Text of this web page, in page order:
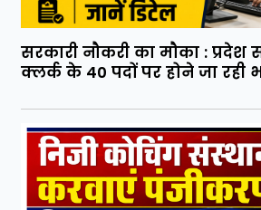
सरकारी नौकरी का मौका : प्रदेश
क्लर्क के 40 पदों पर होने जा रही